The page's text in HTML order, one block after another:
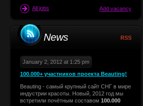
All jobs Add vacancy
RSS
News
January 2, 2012 at 1:25 pm
100.000+ участников проекта Beauting!
Beauting - самый крупный сайт СНГ в мире
индустрии красоты. Новый, 2012 год мы
встретили почётным составом 100.000